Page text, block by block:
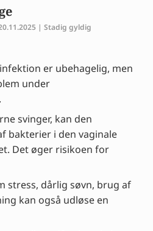
| Stadig gyldig
er ubehagelig, men
under
svinger, kan den
bakterier i den vaginale
Det øger risikoen for
stress, dårlig søvn, brug af
kan også udløse en